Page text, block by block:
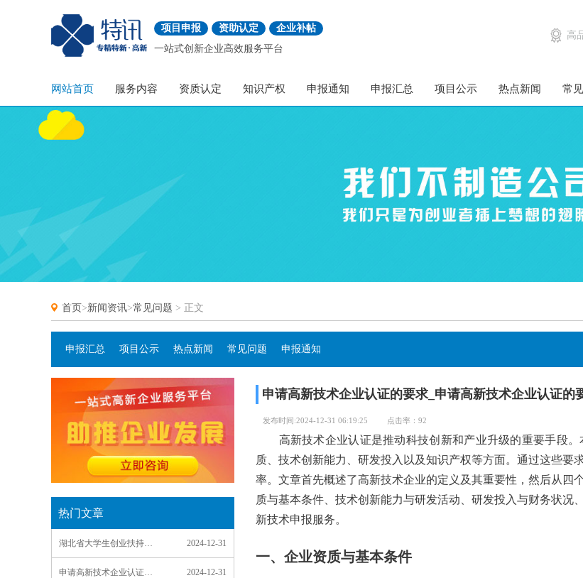
项目申报 资助认定
企业补帖
一站式创新企业高效服务平台
高
网站首页 服务内容 资质认定 知识产权 申报通知 申报汇总 项目公示 热点新闻 常
首页>新闻资讯>常见问题 > 正文
申报汇总 项目公示 热点新闻 常见问题 申报通知
热门文章
2024-12-31
2024-12-31
申请高新技术企业认证的要求_申请高新技术企业认证的
发布时间:2024-12-31 06:19:25 点击率：92
高新技术企业认证是推动科技创新和产业升级的重要手段。
质、技术创新能力、研发投入以及知识产权等方面。通过这些
率。文章首先概述了高新技术企业的定义及其重要性，然后从
质与基本条件、技术创新能力与研发活动、研发投入与财务状
新技术申报服务。
一、企业资质与基本条件